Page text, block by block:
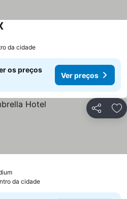
da cidade
os preços
Ver preços
Partilhar
da cidade